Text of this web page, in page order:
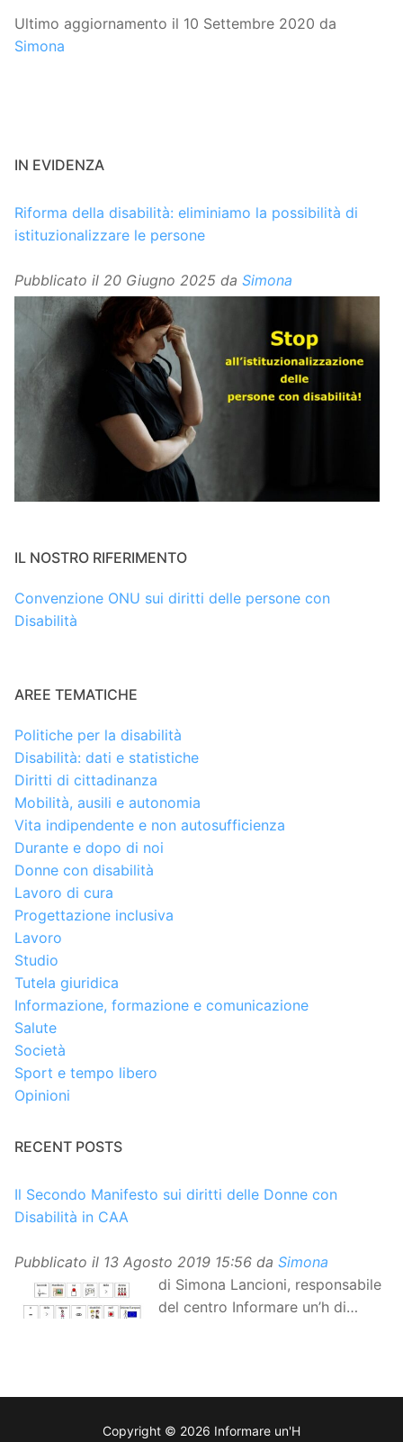
Ultimo aggiornamento il 10 Settembre 2020 da
Simona
IN EVIDENZA
Riforma della disabilità: eliminiamo la possibilità di
istituzionalizzare le persone
Pubblicato il 20 Giugno 2025 da Simona
IL NOSTRO RIFERIMENTO
Convenzione ONU sui diritti delle persone con
Disabilità
AREE TEMATICHE
Politiche per la disabilità
Disabilità: dati e statistiche
Diritti di cittadinanza
Mobilità, ausili e autonomia
Vita indipendente e non autosufficienza
Durante e dopo di noi
Donne con disabilità
Lavoro di cura
Progettazione inclusiva
Lavoro
Studio
Tutela giuridica
Informazione, formazione e comunicazione
Salute
Società
Sport e tempo libero
Opinioni
RECENT POSTS
Il Secondo Manifesto sui diritti delle Donne con
Disabilità in CAA
Pubblicato il 13 Agosto 2019 15:56 da Simona
di Simona Lancioni, responsabile
del centro Informare un’h di
aumentativa alternativa (CAA) del “Secondo Manifesto
Copyright © 2026 Informare un'H